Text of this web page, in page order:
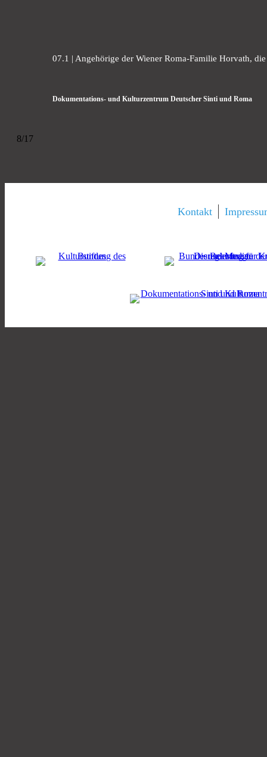
07.1 | Angehörige der Wiener Roma-Familie Horvath,
Dokumentations- und Kulturzentrum Deutscher Sinti und Roma
8/17
Kontakt